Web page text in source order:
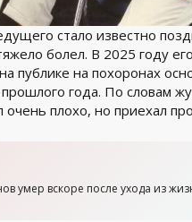
стало известно
болел. В 2025 году
публике на похоронах
года. По словам
плохо, но приехал
умер вскоре после ухода из